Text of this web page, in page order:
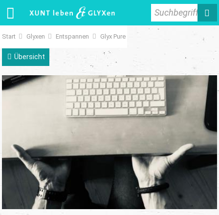
Suchbegriff
Start Glyxen Entspannen Glyx Pure
Übersicht